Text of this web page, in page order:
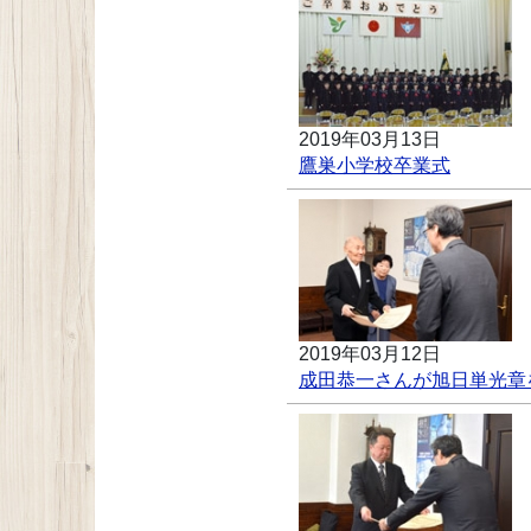
2019年03月13日
鷹巣小学校卒業式
2019年03月12日
成田恭一さんが旭日単光章